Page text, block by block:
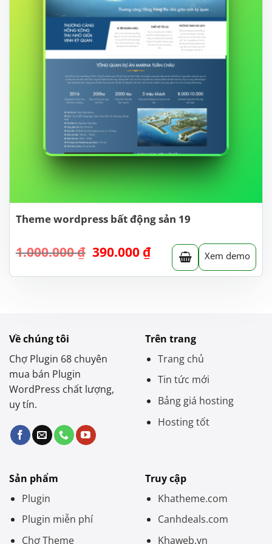
Theme wordpress bất động sản 19
1.000.000₫ Giá
là:
390.000 ₫Giá
hiện
tại
Xem demo
Về chúng tôi
Chợ Plugin 68 chuyên
mua bán Plugin
WordPress chất lượng,
uy tín.
Trên trang
Trang chủ
Tin tức mới
Bảng giá hosting
Hosting tốt
Sản phẩm
Plugin
Plugin miễn phí
Chợ Theme
Truy cập
Khatheme.com
Canhdeals.com
Khaweb.vn